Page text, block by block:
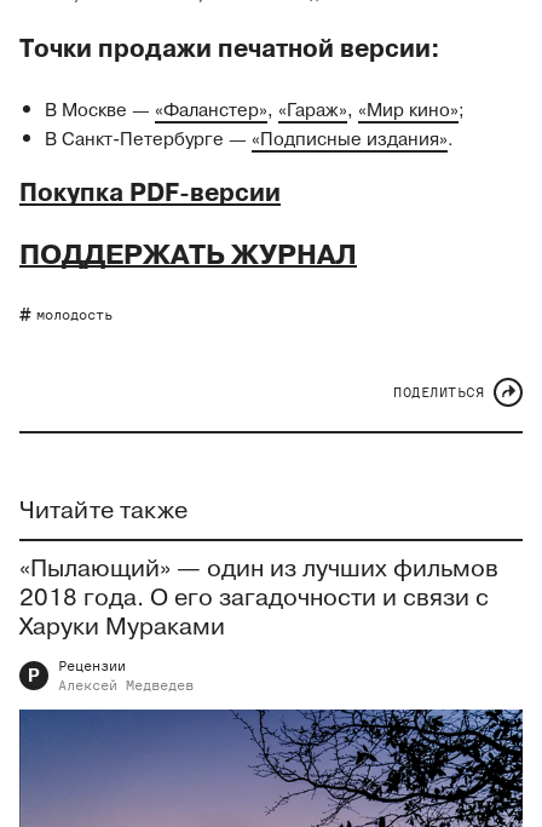
Точки продажи печатной версии:
В Москве — «Фаланстер», «Гараж», «Мир кино»;
В Санкт-Петербурге — «Подписные издания».
Покупка PDF-версии
ПОДДЕРЖАТЬ ЖУРНАЛ
молодость
ПОДЕЛИТЬСЯ
Читайте также
«Пылающий» — один из лучших фильмов
2018 года. О его загадочности и связи с
Харуки Мураками
Р
Рецензии
Алексей
Медведев